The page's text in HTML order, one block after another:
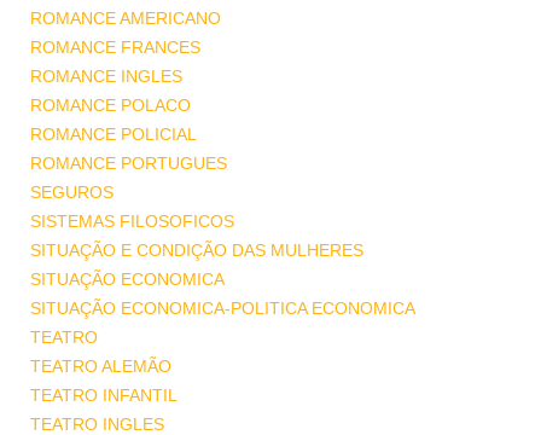
ROMANCE AMERICANO
ROMANCE FRANCES
ROMANCE INGLES
ROMANCE POLACO
ROMANCE POLICIAL
ROMANCE PORTUGUES
SEGUROS
SISTEMAS FILOSOFICOS
SITUAÇÃO E CONDIÇÃO DAS MULHERES
SITUAÇÃO ECONOMICA
SITUAÇÃO ECONOMICA-POLITICA ECONOMICA
TEATRO
TEATRO ALEMÃO
TEATRO INFANTIL
TEATRO INGLES